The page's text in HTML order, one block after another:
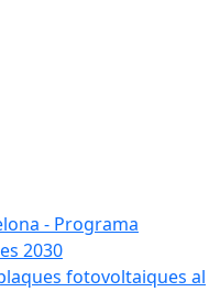
- Programa
2030
fotovoltaiques al